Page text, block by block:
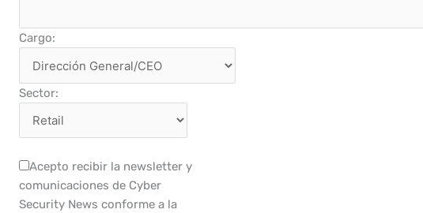
Cargo:
Sector:
Acepto recibir la newsletter y
comunicaciones de Cyber
Security News conforme a la